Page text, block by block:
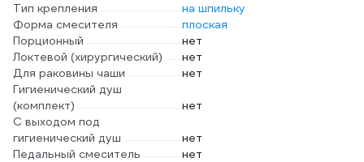
Тип крепления
на шпильку
Форма смесителя
плоская
Порционный
нет
Локтевой (хирургический)
нет
Для раковины чаши
нет
Гигиенический душ
(комплект)
нет
С выходом под
гигиенический душ
нет
Педальный смеситель
нет